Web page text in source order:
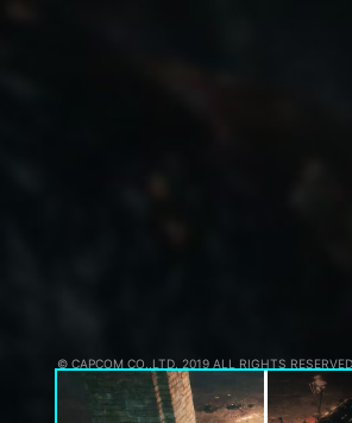
© CAPCOM CO.,LTD. 2019 ALL RIGHTS RESERVED.